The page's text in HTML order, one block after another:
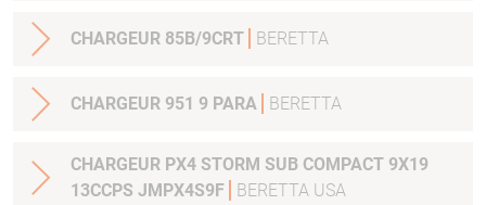
CHARGEUR 85B/9CRT BERETTA
CHARGEUR 951 9 PARA BERETTA
CHARGEUR PX4 STORM SUB COMPACT 9X19
13CCPS JMPX4S9F
BERETTA USA